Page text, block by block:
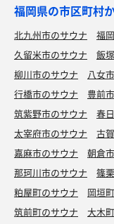
福岡県の市区町村
北九州市のサウナ 福
久留米市のサウナ
飯
柳川市のサウナ
八女
行橋市のサウナ
豊前
筑紫野市のサウナ
春
太宰府市のサウナ
古
嘉麻市のサウナ
朝倉
那珂川市のサウナ
篠
粕屋町のサウナ
岡垣
筑前町のサウナ
大木